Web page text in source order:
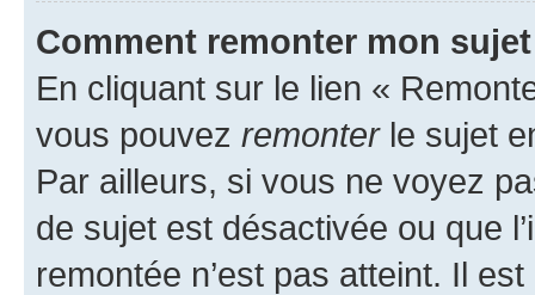
Comment remonter mon
En cliquant sur le lien «
vous pouvez remonterle sujet
Par ailleurs, si vous ne voyez
de sujet est désactivée ou que
remontée n’est pas atteint. Il